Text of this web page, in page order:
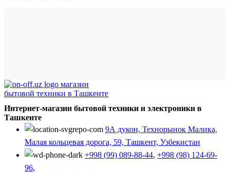
Интернет-магазин бытовой техники и электроники в
Ташкенте
9А дукон, Технорынок Малика,
Малая кольцевая дорога, 59, Ташкент, Узбекистан
+998 (99) 089-88-44, +998 (98) 124-69-
96,